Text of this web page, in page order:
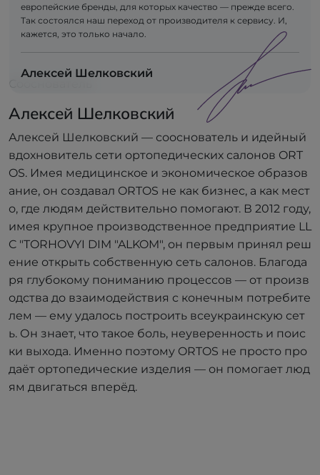
европейские бренды, для которых качество — прежде всего.
Так состоялся наш переход от производителя к сервису. И,
кажется, это только начало.
Алексей Шелковский
Алексей Шелковский
Алексей Шелковский — сооснователь и идейный
вдохновитель сети ортопедических салонов ORT
OS. Имея медицинское и экономическое образов
ание, он создавал ORTOS не как бизнес, а как мест
о, где людям действительно помогают. В 2012 году,
имея крупное производственное предприятие LL
C "TORHOVYI DIM "ALKOM", он первым принял реш
ение открыть собственную сеть салонов. Благода
ря глубокому пониманию процессов — от произв
одства до взаимодействия с конечным потребите
лем — ему удалось построить всеукраинскую сет
ь. Он знает, что такое боль, неуверенность и поис
ки выхода. Именно поэтому ORTOS не просто про
даёт ортопедические изделия — он помогает люд
ям двигаться вперёд.